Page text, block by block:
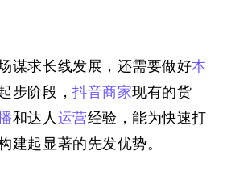
谋求长线发展，还需要做好本
步阶段，抖音商家现有的货
和达人 运营经验，能为快速打
建起显著的先发优势。